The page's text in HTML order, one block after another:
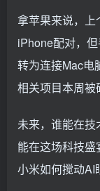
拿苹果来说，
iPhone配对，
转为连接Mac电
相关项目本周被
未来，谁能在
能在这场科技
小米如何搅动AI